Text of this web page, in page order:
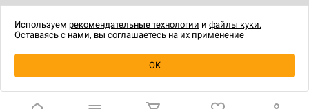
технологии.
Используем рекомендательные технологии и файлы куки.
Оставаясь с нами, вы соглашаетесь на их применение
OK